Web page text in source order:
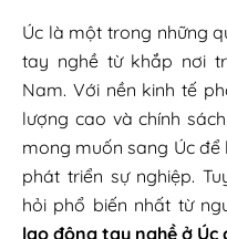
Úc là một trong những
tay nghề từ khắp nơi
Nam. Với nền kinh tế
lượng cao và chính
mong muốn sang Úc để
phát triển sự nghiệp.
hỏi phổ biến nhất từ
lao động tay nghề ở Úc